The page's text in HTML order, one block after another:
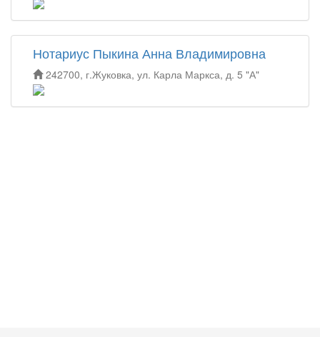
Нотариус Пыкина Анна Владимировна
242700, г.Жуковка, ул. Карла Маркса, д. 5 "А"